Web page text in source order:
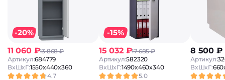
-20%
11 060 ₽13 868 ₽
Артикул:684779
ВxШxГ:1550x440x360
4.7
-15%
15 032 ₽17 685 ₽
Артикул:582320
ВxШxГ:1490x460x340
5.0
8 500 ₽
Артикул:
ВxШxГ: